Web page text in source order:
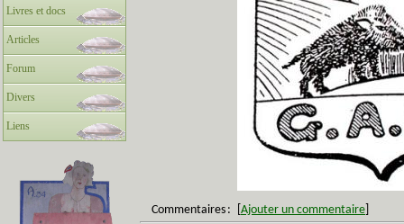
Livres et docs
Articles
Forum
Divers
Liens
Commentaires : Ajouter un commentaire